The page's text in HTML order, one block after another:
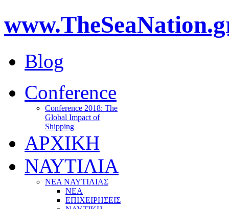
Blog
Conference
Conference 2018: The
Global Impact of
Shipping
ΑΡΧΙΚΗ
ΝΑΥΤΙΛΙΑ
ΝΕΑ ΝΑΥΤΙΛΙΑΣ
ΝΕΑ
ΕΠΙΧΕΙΡΗΣΕΙΣ